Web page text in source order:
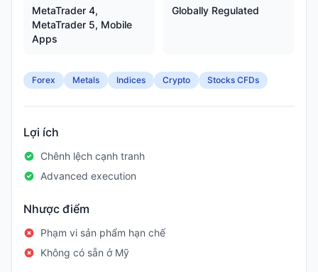
MetaTrader 4,
MetaTrader 5, Mobile
Apps
Globally Regulated
Forex Metals Indices Crypto Stocks CFDs
Lợi ích
Chênh lệch cạnh tranh
Advanced execution
Nhược điểm
Phạm vi sản phẩm hạn chế
Không có sẵn ở Mỹ